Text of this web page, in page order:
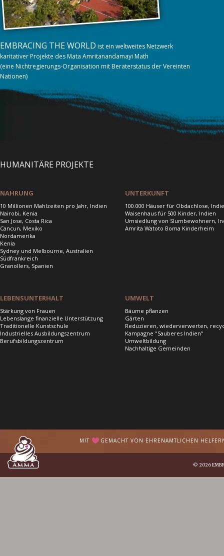
EMBRACING THE WORLD ist ein weltweites Netzwerk
karitativer Projekte des Mata Amritanandamayi Math
(eine Nichtregierungs-Organisation mit Beraterstatus der Vereinten
Nationen)
HUMANITÄRE PROJEKTE
NAHRUNG
10 Millionen Mahlzeiten pro Jahr, Indien
Nairobi, Kenia
San Jose, Costa Rica
Cancun, Mexiko
Nordamerika
Kenia
Sydney und Melbourne, Australien
Südfrankreich
Granollers, Spanien
UNTERKUNFT
100.000 Häuser für Obdachlose,
Waisenhaus für 500 Kinder, Indien
Umsiedlung von Slumbewohnern,
Amrita Watoto Boma Kinderheim
LEBENSUNTERHALT
Stärkung von Frauen
Lebenslange finanzielle Unterstützung
Traditionelle Kunstschule
Industrielles Ausbildungszentrum
Berufsbildungszentrum
UMWELT
Bäume pflanzen
Gärten
Reduzieren, wiederverwerten,
Kampagne "Sauberes Indien"
Umweltbildung
Nachhaltige Gemeinden
MIT GEMACHT VON EHRENAMTLICHEN
© 2026